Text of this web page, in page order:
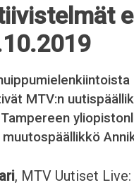
MTV:n
, MTV Uutiset Live: